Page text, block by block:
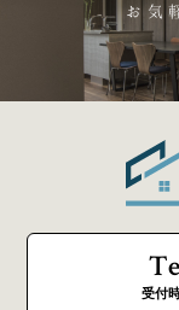
お気
受付